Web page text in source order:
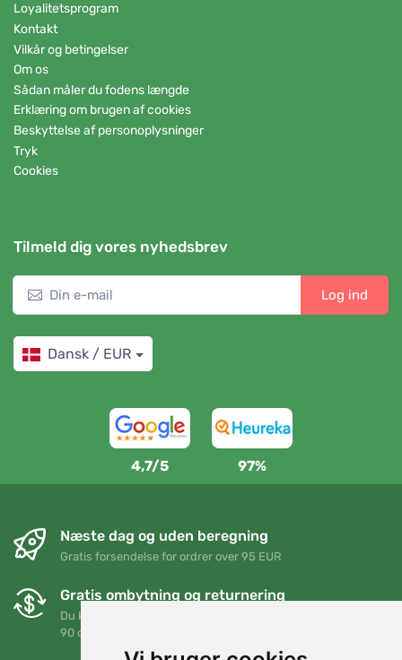
Loyalitetsprogram
Kontakt
Vilkår og betingelser
Om os
Sådan måler du fodens længde
Erklæring om brugen af cookies
Beskyttelse af personoplysninger
Tryk
Cookies
Tilmeld dig vores nyhedsbrev
Log ind
Dansk / EUR
4,7/5 97%
Næste dag og uden beregning
Gratis forsendelse for ordrer over 95 EUR
Gratis ombytning og returnering
Du kan returnere eller bytte din ordre når som helst inden for
90 dage